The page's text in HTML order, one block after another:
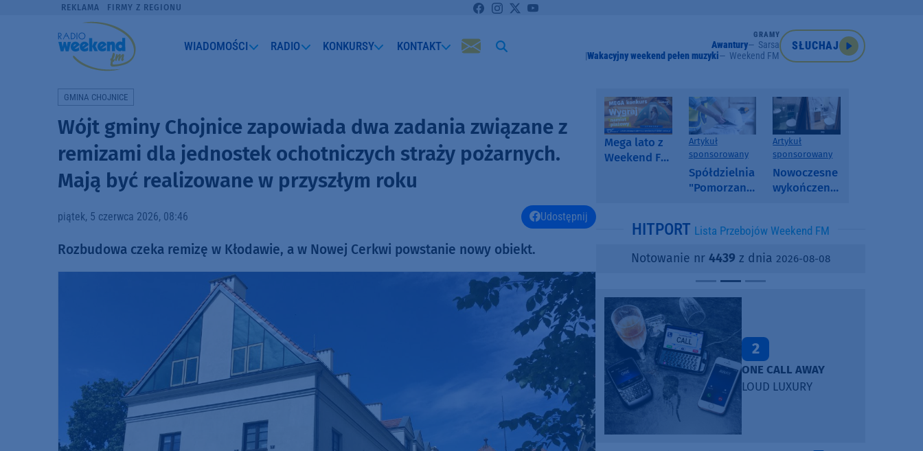
REKLAMA FIRMY Z REGIONU
WIADOMOŚCI RADIO KONKURSY KONTAKT
GRAMY
Awantury
Sarsa
Wakacyjny weekend pełen muzyki
Weekend FM
SŁUCHAJ
GMINA CHOJNICE
Wójt gminy Chojnice zapowiada dwa zadania związane z
remizami dla jednostek ochotniczych straży pożarnych.
Mają być realizowane w przyszłym roku
piątek, 5 czerwca 2026, 08:46 Udostępnij
Rozbudowa czeka remizę w Kłodawie, a w Nowej Cerkwi powstanie nowy obiekt.
Mega lato z
Weekend FM
Artykuł
sponsorowany
Spółdzielnia
"Pomorzanka"
informuje o
i ofertach
najmu
Artykuł
sponsorowany
Nowoczesne
wykończenia
SPC, WPC i
kamienny
HITPORT Lista Przebojów Weekend FM
Notowanie nr 4439 z dnia 2026-08-08
2
ONE CALL AWAY
LOUD LUXURY